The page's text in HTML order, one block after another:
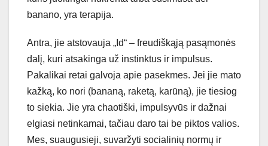
banano, yra terapija.
Antra, jie atstovauja „Id“ – freudiškąją pasąmonės
dalį, kuri atsakinga už instinktus ir impulsus.
Pakalikai retai galvoja apie pasekmes. Jei jie mato
kažką, ko nori (bananą, raketą, karūną), jie tiesiog
to siekia. Jie yra chaotiški, impulsyvūs ir dažnai
elgiasi netinkamai, tačiau daro tai be piktos valios.
Mes, suaugusieji, suvaržyti socialinių normų ir